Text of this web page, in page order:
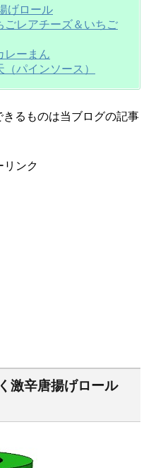
げロール
ごレアチーズ＆いちご
レーまん
パインソース）
るものは当ブログの記事
リンク
激辛唐揚げロール